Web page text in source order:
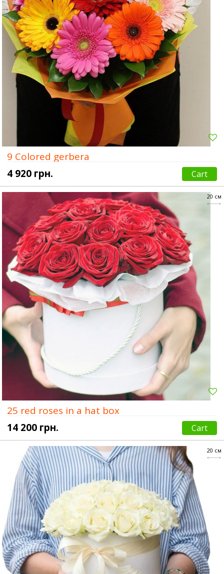
9 Colored gerbera
4 920 грн.
Cart
20 см
25 red roses in a hat box
14 200 грн.
Cart
20 см